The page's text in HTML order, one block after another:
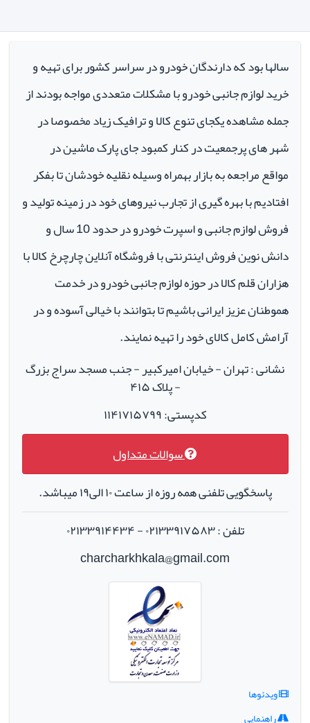
سالها بود که دارندگان خودرو در سراسر کشور برای تهیه و
خرید لوازم جانبی خودرو با مشکلات متعددی مواجه بودند از
جمله مشاهده یکجای تنوع کالا و ترافیک زیاد مخصوصا در
شهر های پرجمعیت در کنار کمبود جای پارک ماشین در
مواقع مراجعه به بازار بهمراه وسیله نقلیه خودشان تا بفکر
افتادیم با بهره گیری از تجارب نیروهای خود در زمینه تولید و
فروش لوازم جانبی و اسپرت خودرو در حدود 10 سال و
دانش نوین فروش اینترنتی با فروشگاه آنلاین چارچرخ کالا با
هزاران قلم کالا در حوزه لوازم جانبی خودرو در خدمت
هموطنان عزیز ایرانی باشیم تا بتوانند با خیالی آسوده و در
آرامش کامل کالای خود را تهیه نمایند.
نشانی : تهران - خیابان امیرکبیر - جنب مسجد سراج بزرگ
- پلاک ۴۱۵
کدپستی: ۱۱۴۱۷۱۵۷۹۹
سوالات متداول
پاسخگویی تلفنی همه روزه از ساعت ۱۰ الی۱۹ میباشد.
تلفن : ۰۲۱۳۳۹۱۷۵۸۳ - ۰۲۱۳۳۹۱۴۴۳۴
charcharkhkala@gmail.com
ویدئوها
راهنمایی